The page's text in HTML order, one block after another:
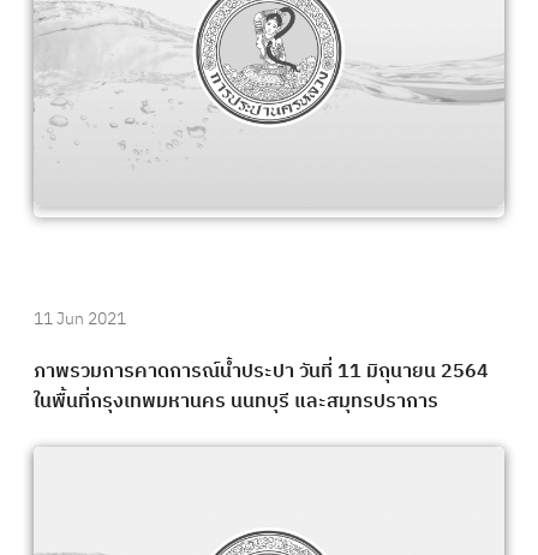
11 Jun 2021
ภาพรวมการคาดการณ์น้ำประปา วันที่ 11 มิถุนายน 2564
ในพื้นที่กรุงเทพมหานคร นนทบุรี และสมุทรปราการ